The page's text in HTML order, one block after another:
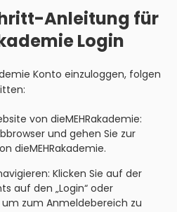
Anleitung für
Login
Konto einzuloggen, folgen
von dieMEHRakademie:
und gehen Sie zur
dieMEHRakademie.
Klicken Sie auf der
auf den „Login“ oder
zum Anmeldebereich zu